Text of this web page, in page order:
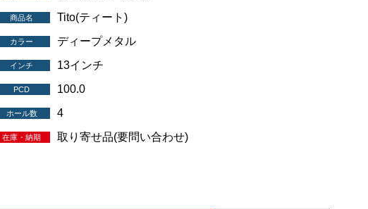
商品名 Tito(ティート)
カラー ディープメタル
インチ 13インチ
PCD 100.0
ホール数 4
在庫・納期 取り寄せ品(要問い合わせ)